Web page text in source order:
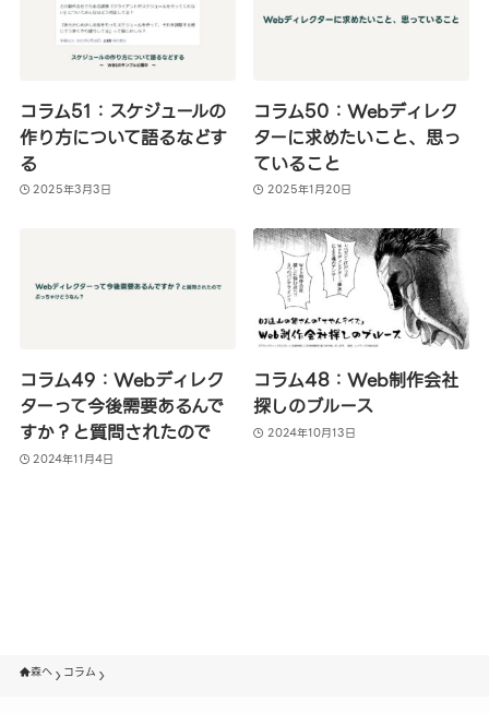
コラム51：スケジュールの
作り方について語るなどす
る
2025年3月3日
コラム50：Webディレク
ターに求めたいこと、思っ
ていること
2025年1月20日
コラム49：Webディレク
ターって今後需要あるんで
すか？と質問されたので
2024年11月4日
コラム48：Web制作会社
探しのブルース
2024年10月13日
森へ コラム